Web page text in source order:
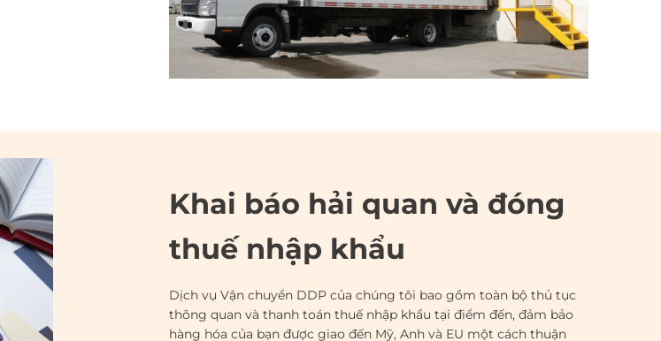
Khai báo hải quan và đóng
thuế nhập khẩu
Dịch vụ Vận chuyển DDP của chúng tôi bao gồm toàn bộ thủ tục
thông quan và thanh toán thuế nhập khẩu tại điểm đến, đảm bảo
hàng hóa của bạn được giao đến Mỹ, Anh và EU một cách thuận